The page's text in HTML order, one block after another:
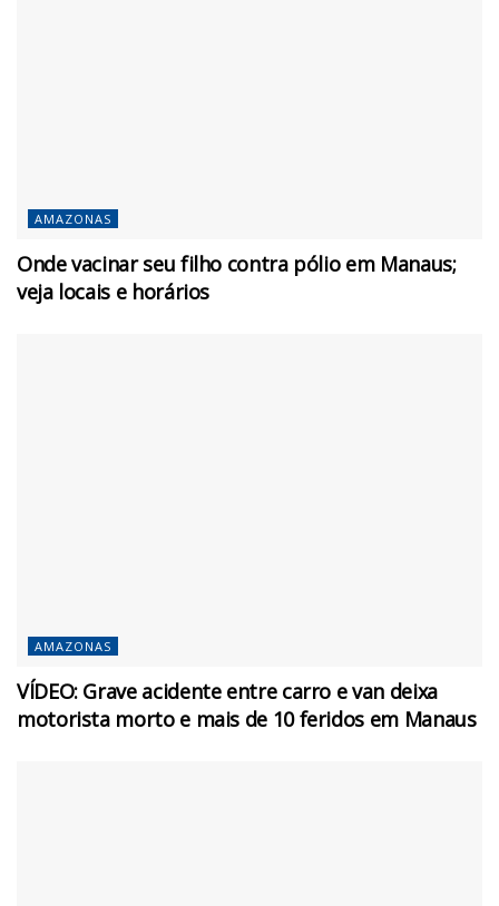
AMAZONAS
Onde vacinar seu filho contra pólio em Manaus;
veja locais e horários
AMAZONAS
VÍDEO: Grave acidente entre carro e van deixa
motorista morto e mais de 10 feridos em Manaus